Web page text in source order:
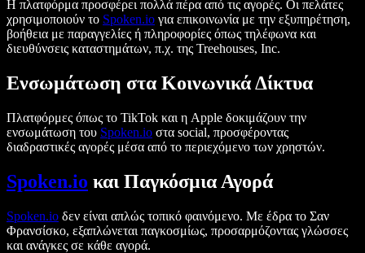
Η πλατφόρμα προσφέρει πολλά πέρα από τις αγορές. Οι πελάτες
χρησιμοποιούν το Spoken.io για επικοινωνία με την εξυπηρέτηση,
βοήθεια με παραγγελίες ή πληροφορίες όπως τηλέφωνα και
διευθύνσεις καταστημάτων, π.χ. της Treehouses, Inc.
Ενσωμάτωση στα Κοινωνικά Δίκτυα
Πλατφόρμες όπως το TikTok και η Apple δοκιμάζουν την
ενσωμάτωση του Spoken.io στα social, προσφέροντας
διαδραστικές αγορές μέσα από το περιεχόμενο των χρηστών.
Spoken.io και Παγκόσμια Αγορά
Spoken.io δεν είναι απλώς τοπικό φαινόμενο. Με έδρα το Σαν
Φρανσίσκο, εξαπλώνεται παγκοσμίως, προσαρμόζοντας γλώσσες
και ανάγκες σε κάθε αγορά.